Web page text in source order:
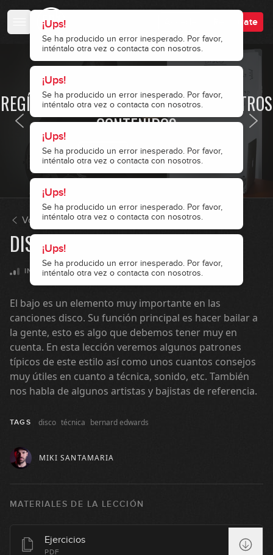
¡Ups!
Se ha producido un error inesperado. Por favor,
inténtalo otra vez o contacta con nosotros.
¡Ups!
Se ha producido un error inesperado. Por favor,
inténtalo otra vez o contacta con nosotros.
Se ha producido un error inesperado. Por favor,
inténtalo otra vez o contacta con nosotros.
Se ha producido un error inesperado. Por favor,
inténtalo otra vez o contacta con nosotros.
Se ha producido un error inesperado. Por favor,
inténtalo otra vez o contacta con nosotros.
Regístrate
REGÍSTRATE Y ACCEDE A TODOS NUESTROS
CONTENIDOS
Accede Regístrate
Volver a Estilos
DISCO
INTERMEDIO
El bajo es un elemento muy importante en las
canciones disco. Su función principal es hacer bailar a
la gente, esto es algo que debemos tener muy en
cuenta. En esta lección veremos algunos patrones
típicos de este estilo así como unos cuantos consejos
muy útiles en cuanto a técnica, sonido, etc. También
nos habla de algunos artistas y bajistas de referencia.
TAGS disco técnica bernard edwards
MIKI SANTAMARIA
MATERIALES DE LA LECCIÓN
Ejercicios
PDF